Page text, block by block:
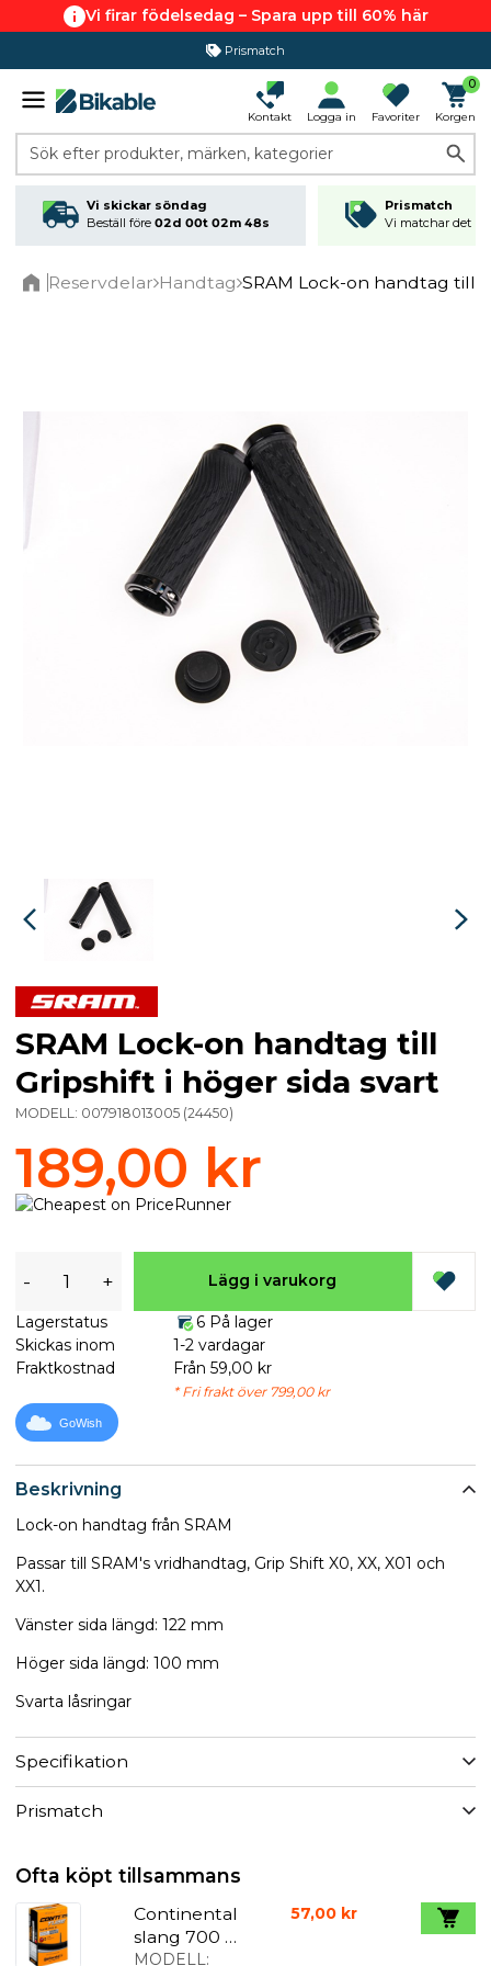
Vi firar födelsedag – Spara upp till 60% här
Prismatch
Kontakt Logga in Favoriter
0
Korgen
Sök efter produkter, märken, kategorier
Vi skickar söndag
Beställ före 02d 00t 02m 48s
Prismatch
Vi matchar det
Reservdelar Handtag SRAM Lock-on handtag till
Beskrivning
Lock-on handtag från SRAM
​Passar till SRAM's vridhandtag, Grip Shift X0, XX, X01 och
XX1.
Vänster sida längd: 122 mm
Höger sida längd: 100 mm
Svarta låsringar
Specifikation
Prismatch
SRAM Lock-on handtag till
Gripshift i höger sida svart
MODELL: 007918013005 (24450)
189,00 kr
- + Lägg i varukorg
Lagerstatus
6 På lager
Skickas inom
1-2 vardagar
Fraktkostnad
Från 59,00 kr
* Fri frakt över 799,00 kr
GoWish
Ofta köpt tillsammans
Continental
slang 700 x
32-47C 42
MODELL:
57,00 kr